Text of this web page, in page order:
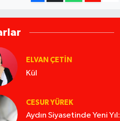
ELVAN ÇETIN
Kül
CESUR YÜREK
Aydın Siyasetinde Yeni Yıl: